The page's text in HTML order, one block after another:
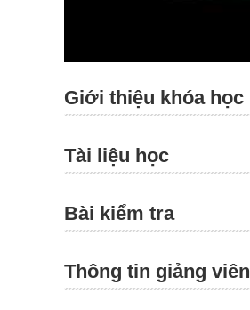
Giới thiệu khóa học
Tài liệu học
Bài kiểm tra
Thông tin giảng viên